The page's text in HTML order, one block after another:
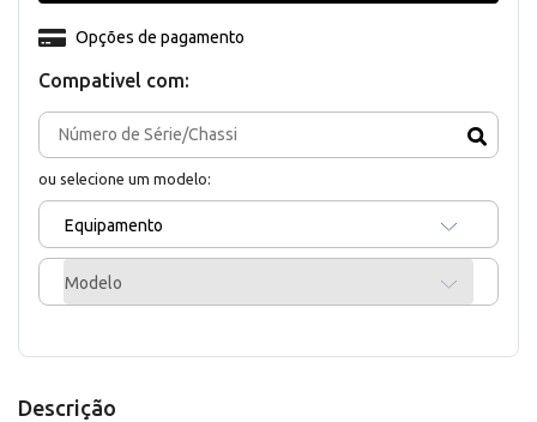
Compativel com:
ou selecione um modelo:
Equipamento
Modelo
Opções de pagamento
Descrição